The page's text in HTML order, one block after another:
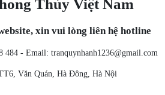
Thủy Việt Nam
xin vui lòng liên hệ hotline
484 - Email: tranquynhanh1236@gmail.com
Văn Quán, Hà Đông, Hà Nội